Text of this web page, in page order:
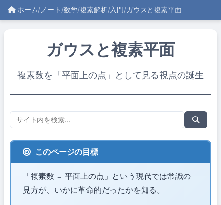
ホーム/ ノート /数学/複素解析/入門/ガウスと複素平面
ガウスと複素平面
複素数を「平面上の点」として見る視点の誕生
このページの目標
「複素数 = 平面上の点」という現代では常識の
見方が、いかに革命的だったかを知る。